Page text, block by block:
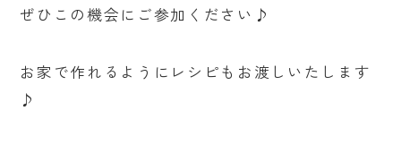
ぜひこの機会にご参加ください♪
お家で作れるようにレシピもお渡しいたします
♪